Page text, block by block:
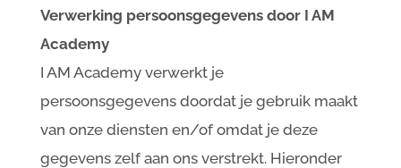
Verwerking persoonsgegevens door I AM
Academy
I AM Academy verwerkt je
persoonsgegevens doordat je gebruik maakt
van onze diensten en/of omdat je deze
gegevens zelf aan ons verstrekt. Hieronder